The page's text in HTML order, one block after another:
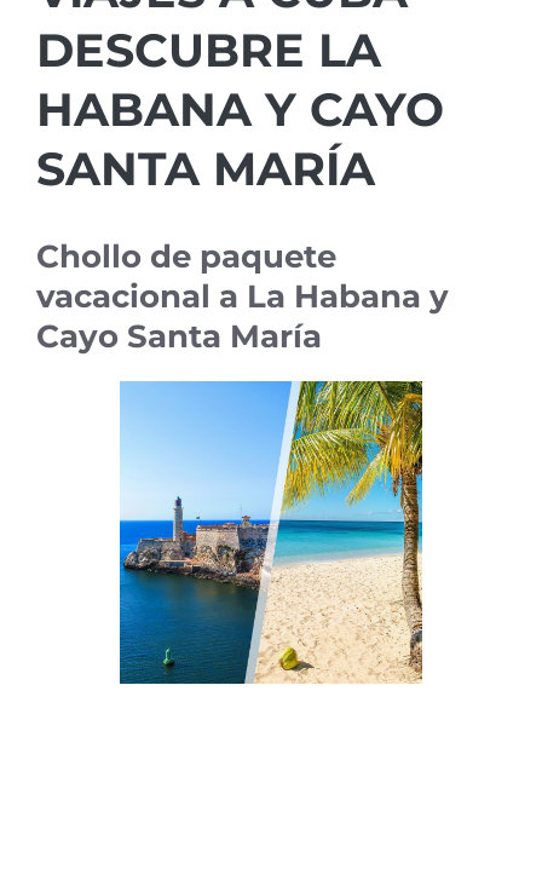
DESCUBRE LA
HABANA Y CAYO
SANTA MARÍA
Chollo de paquete
vacacional a La Habana y
Cayo Santa María